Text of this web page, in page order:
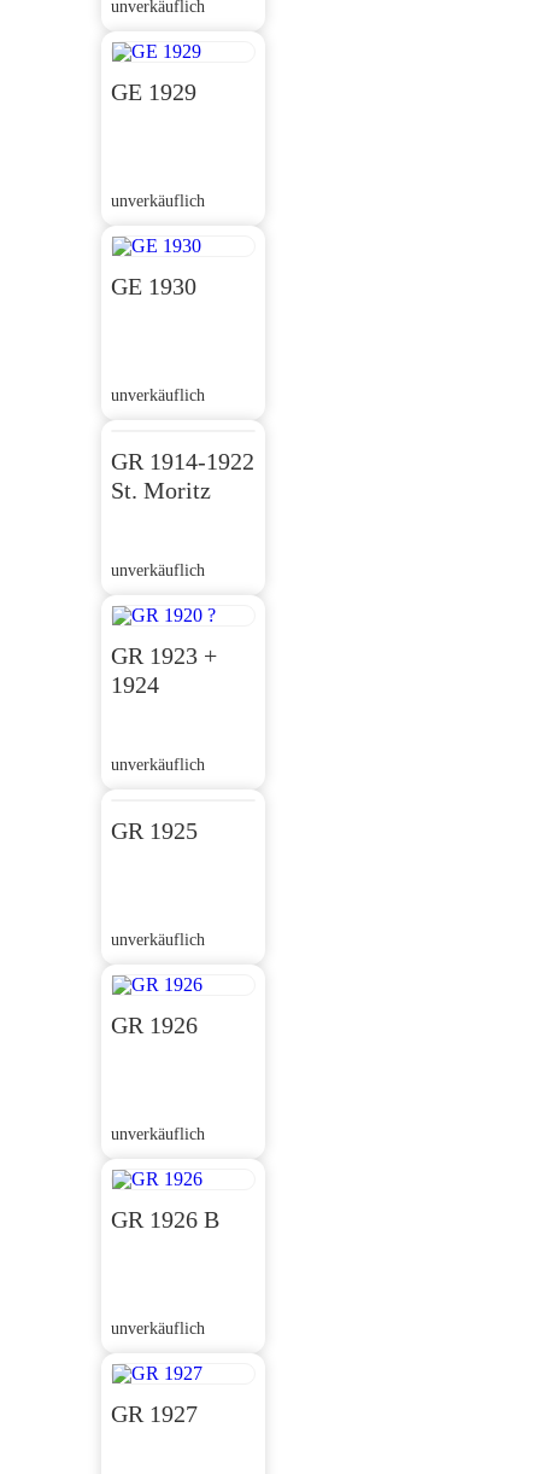
unverkäuflich
GE 1929
unverkäuflich
GE 1930
unverkäuflich
GR 1914-1922
St. Moritz
unverkäuflich
GR 1923 +
1924
unverkäuflich
GR 1925
unverkäuflich
GR 1926
unverkäuflich
GR 1926 B
unverkäuflich
GR 1927